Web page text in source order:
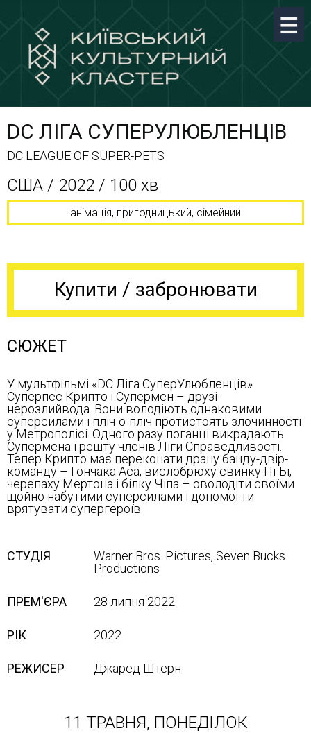
DC ЛІГА СУПЕРУЛЮБЛЕНЦІВ
DC LEAGUE OF SUPER-PETS
CША / 2022 / 100 хв
анімація, пригодницький, сімейний
Купити / забронювати
СЮЖЕТ
У мультфільмі «DC Ліга СуперУлюбленців»
Суперпес Крипто і Супермен – друзі-
нерозлийвода. Вони володіють однаковими
суперсилами і пліч-о-пліч протистоять злочинності
у Метрополісі. Одного разу поганці викрадають
Супермена і решту членів Ліги Справедливості.
Тепер Крипто має переконати драну банду-двір-
команду – Гончака Аса, вислобрюху свинку Пі-Бі,
черепаху Мертона і білку Чіпа – оволодіти своїми
щойно набутими суперсилами і допомогти
врятувати супергероїв.
СТУДІЯ
Warner Bros. Pictures, Seven Bucks
Productions
ПРЕМ'ЄРА 28 липня 2022
РІК 2022
РЕЖИСЕР Джаред Штерн
11 ТРАВНЯ, ПОНЕДІЛОК